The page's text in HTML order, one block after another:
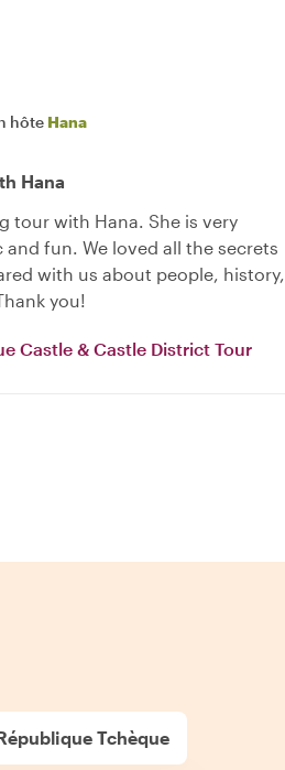
hôte Hana
Hana
tour with Hana. She is very
fun. We loved all the secrets
with us about people, history,
you!
Castle & Castle District Tour
Tchèque